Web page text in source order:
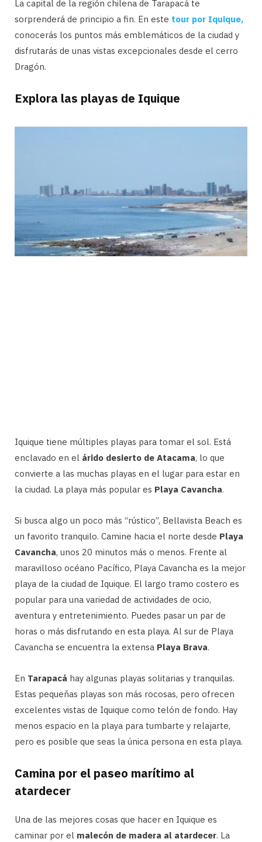
La capital de la región chilena de Tarapacá te
sorprenderá de principio a fin. En este tour por Iquique,
conocerás los puntos más emblemáticos de la ciudad y
disfrutarás de unas vistas excepcionales desde el cerro
Dragón.
Explora las playas de Iquique
Iquique tiene múltiples playas para tomar el sol. Está
enclavado en el árido desierto de Atacama, lo que
convierte a las muchas playas en el lugar para estar en
la ciudad. La playa más popular es Playa Cavancha.
Si busca algo un poco más “rústico”, Bellavista Beach es
un favorito tranquilo. Camine hacia el norte desde Playa
Cavancha, unos 20 minutos más o menos. Frente al
maravilloso océano Pacífico, Playa Cavancha es la mejor
playa de la ciudad de Iquique. El largo tramo costero es
popular para una variedad de actividades de ocio,
aventura y entretenimiento. Puedes pasar un par de
horas o más disfrutando en esta playa. Al sur de Playa
Cavancha se encuentra la extensa Playa Brava.
En Tarapacá hay algunas playas solitarias y tranquilas.
Estas pequeñas playas son más rocosas, pero ofrecen
excelentes vistas de Iquique como telón de fondo. Hay
menos espacio en la playa para tumbarte y relajarte,
pero es posible que seas la única persona en esta playa.
Camina por el paseo marítimo al
atardecer
Una de las mejores cosas que hacer en Iquique es
caminar por el malecón de madera al atardecer. La